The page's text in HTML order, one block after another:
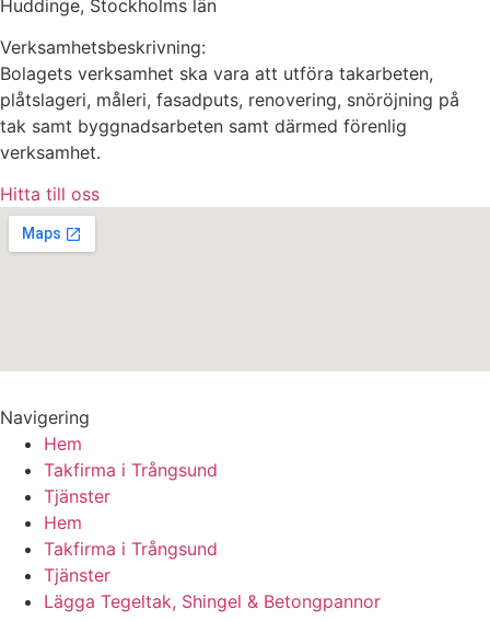
Huddinge, Stockholms län
Verksamhetsbeskrivning:
Bolagets verksamhet ska vara att utföra takarbeten,
plåtslageri, måleri, fasadputs, renovering, snöröjning på
tak samt byggnadsarbeten samt därmed förenlig
verksamhet.
Hitta till oss
Navigering
Hem
Takfirma i Trångsund
Tjänster
Hem
Takfirma i Trångsund
Tjänster
Lägga Tegeltak, Shingel & Betongpannor